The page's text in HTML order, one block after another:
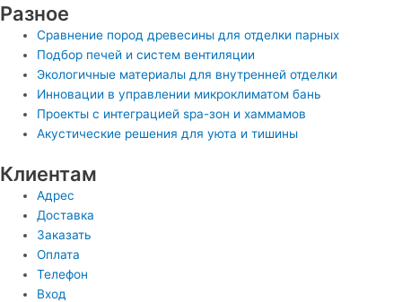
Разное
Сравнение пород древесины для отделки парных
Подбор печей и систем вентиляции
Экологичные материалы для внутренней отделки
Инновации в управлении микроклиматом бань
Проекты с интеграцией spa-зон и хаммамов
Акустические решения для уюта и тишины
Клиентам
Адрес
Доставка
Заказать
Оплата
Телефон
Вход